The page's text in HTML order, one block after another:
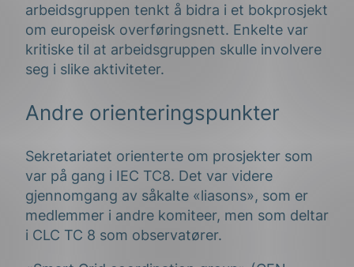
arbeidsgruppen tenkt å bidra i et bokprosjekt
om europeisk overføringsnett. Enkelte var
kritiske til at arbeidsgruppen skulle involvere
seg i slike aktiviteter.
Andre orienteringspunkter
Sekretariatet orienterte om prosjekter som
var på gang i IEC TC8. Det var videre
gjennomgang av såkalte «liasons», som er
medlemmer i andre komiteer, men som deltar
i CLC TC 8 som observatører.